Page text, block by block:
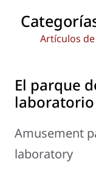
Artículos de
El parque
Amusement
laboratory